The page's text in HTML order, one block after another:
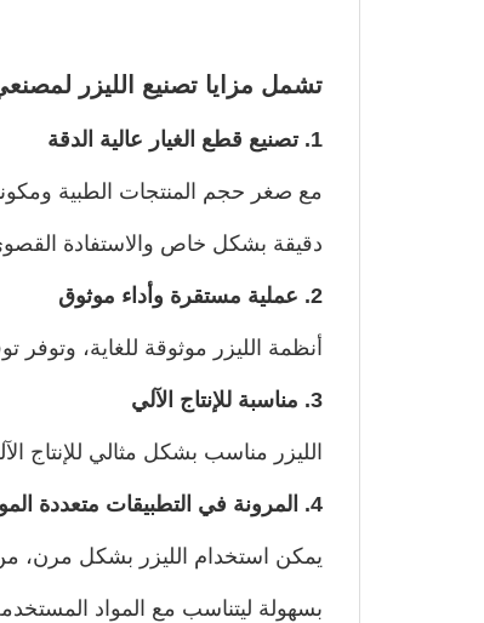
تشمل مزايا تصنيع الليزر
1. تصنيع قطع الغيار عالية الدقة
مع صغر حجم المنتجات الطبية
دقيقة بشكل خاص والاستفادة
2. عملية مستقرة وأداء موثوق
أنظمة الليزر موثوقة للغاية،
3. مناسبة للإنتاج الآلي
الليزر مناسب بشكل مثالي للإنتاج
4. المرونة في التطبيقات متعددة المواد
يمكن استخدام الليزر بشكل مرن،